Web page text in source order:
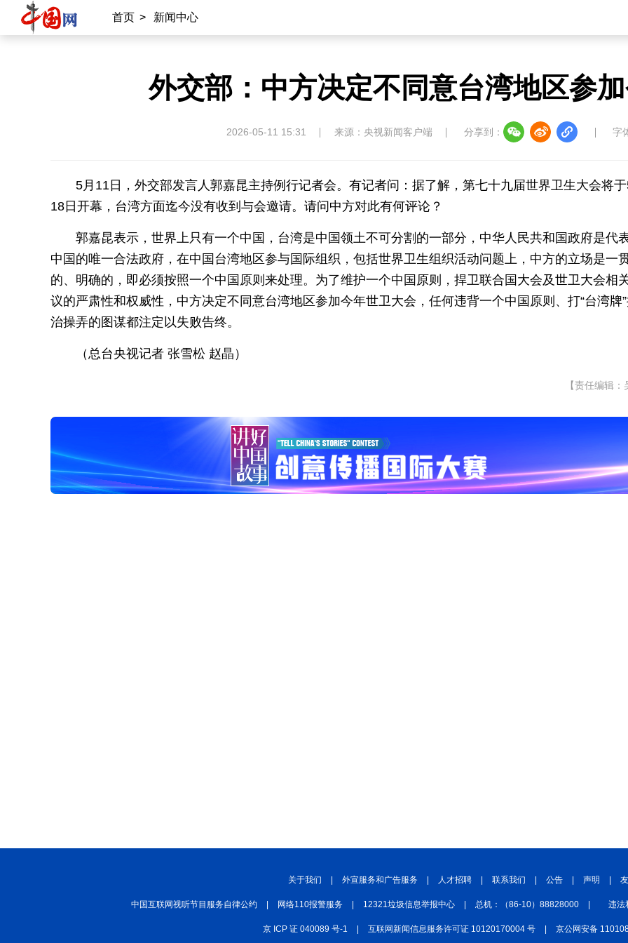
首页 > 新闻中心
外交部：中方决定不同意台湾地区参
2026-05-11 15:31 来源：央视新闻客户端 分享到： 字
5月11日，外交部发言人郭嘉昆主持例行记者会。有记者问：据了解，第七十九届世界卫生大会将
18日开幕，台湾方面迄今没有收到与会邀请。请问中方对此有何评论？
郭嘉昆表示，世界上只有一个中国，台湾是中国领土不可分割的一部分，中华人民共和国政府是代
中国的唯一合法政府，在中国台湾地区参与国际组织，包括世界卫生组织活动问题上，中方的立场是一
的、明确的，即必须按照一个中国原则来处理。为了维护一个中国原则，捍卫联合国大会及世卫大会相
议的严肃性和权威性，中方决定不同意台湾地区参加今年世卫大会，任何违背一个中国原则、打“台湾牌
治操弄的图谋都注定以失败告终。
（总台央视记者 张雪松 赵晶）
【责任编辑：
关于我们 外宣服务和广告服务 人才招聘 联系我们 公告 声明
中国互联网视听节目服务自律公约 网络110报警服务 12321垃圾信息举报中心 总机：（86-10）88828000 违法
京 ICP 证 040089 号-1 互联网新闻信息服务许可证 10120170004 号 京公网安备